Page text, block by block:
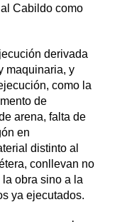
Cabildo como
derivada
maquinaria, y
como la
de
arena, falta de
en
distinto al
conllevan no
obra sino a la
ya ejecutados.